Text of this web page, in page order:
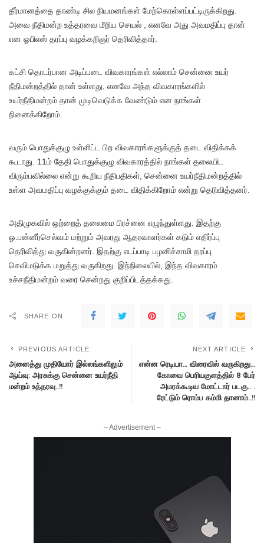
தீர்மானத்தை தாண்டி சில நியமனங்கள் மேற்கொள்ளப்பட்டிருக்கிறது.
அவை நீதிமன்ற உத்தரவை மீறிய செயல் , எனவே அது அவமதிப்பு தான்
என ஓபிஎஸ் தரப்பு வழக்கறிஞர் தெரிவித்தார்.
கட்சி தொடர்பான அடிப்படை விவகாரங்கள் எல்லாம் சென்னை உயர்
நீதிமன்றத்தில் தான் உள்ளது, எனவே அந்த விவகாரங்களில்
உயர்நீதிமன்றம் தான் முடிவெடுக்க வேண்டும் என நாங்கள்
நினைக்கிறோம்.
வரும் பொதுக்குழு உள்ளிட்ட பிற விவகாரங்களுக்குத் தடை விதிக்கக்
கூடாது. 11ம் தேதி பொதுக்குழு விவகாரத்தில் நாங்கள் தலையிட
விரும்பவில்லை என்று கூறிய நீதிபதிகள், சென்னை உயர்நீதிமன்றத்தில்
உள்ள அவமதிப்பு வழக்குக்கும் தடை விதிக்கிறோம் என்று தெரிவித்தனர்.
அதிமுகவில் ஒற்றைத் தலைமை பிரச்னை எழுந்துள்ளது. இதற்கு
ஓ.பன்னீர்செல்வம் மற்றும் அவரது ஆதரவாளர்கள் கடும் எதிர்ப்பு
தெரிவித்து வருகின்றனர். இதற்கு எடப்பாடி பழனிச்சாமி தரப்பு
செவிமடுக்க மறுத்து வருகிறது. இந்நிலையில், இந்த விவகாரம்
உச்சநீதிமன்றம் வரை சென்றது குறிப்பிடத்தக்கது.
SHARE ON
PREVIOUS ARTICLE
அனைத்து முதியோர் இல்லங்களிலும்
ஆய்வு: அரசுக்கு சென்னை உயர்நீதி
மன்றம் உத்தரவு..!!
NEXT ARTICLE
என்ன ரெடியா… விரைவில் வருகிறது…
கோவை பெரியகுளத்தில் 8 பேர்
அமரக்கூடிய மோட்டார் படகு.. .
ரேட்டும் ரொம்ப கம்மி தானாம்..!!
– Advertisement –